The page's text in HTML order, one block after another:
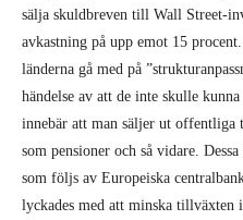
sälja skuldbreven till Wall Street-
avkastning på upp emot 15
länderna gå med på
händelse av att de inte skulle
innebär att man säljer ut offentliga
som pensioner och så vidare.
som följs av Europeiska
lyckades med att minska tillväxten